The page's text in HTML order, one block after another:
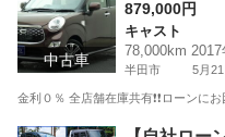
中古車
879,000円
キャスト
78,000km 2017
半田市 5月21
金利０％ 全店舗在庫共有❗️❗️ローンに
愛知 半田市 キャスト